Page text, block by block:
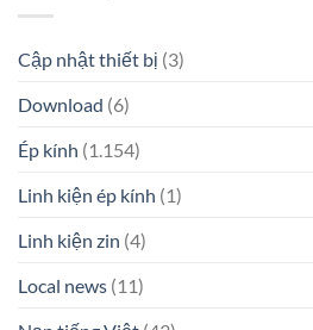
Cập nhật thiết bị (3)
Download (6)
Ép kính (1.154)
Linh kiện ép kính (1)
Linh kiện zin (4)
Local news (11)